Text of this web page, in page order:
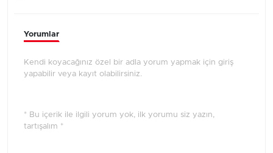
Yorumlar
Kendi koyacağınız özel bir adla yorum yapmak için giriş
yapabilir veya kayıt olabilirsiniz.
* Bu içerik ile ilgili yorum yok, ilk yorumu siz yazın,
tartışalım *